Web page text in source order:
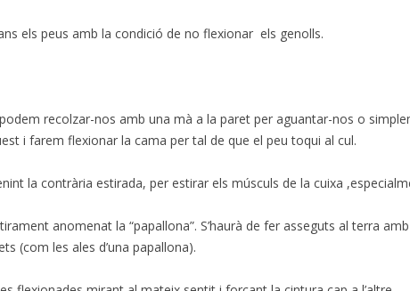
els peus amb la condició de no flexionar els genolls.
recolzar-nos amb una mà a la paret per aguantar-nos o
i farem flexionar la cama per tal de que el peu toqui al cul.
la contrària estirada, per estirar els músculs de la cuixa
anomenat la “papallona”. S’haurà de fer asseguts al terra
(com les ales d’una papallona).